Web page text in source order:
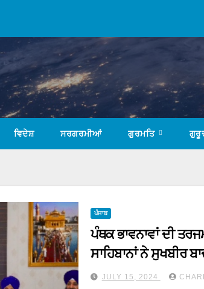
ਵਿਦੇਸ਼ ਸਰਗਰਮੀਆਂ ਗੁਰਮਤਿ
ਪੰਜਾਬ
ਪੰਥਕ ਭਾਵਨਾਵਾਂ ਦੀ
ਸਾਹਿਬਾਨਾਂ ਨੇ ਸੁਖਬੀਰ
JULY 15, 2024